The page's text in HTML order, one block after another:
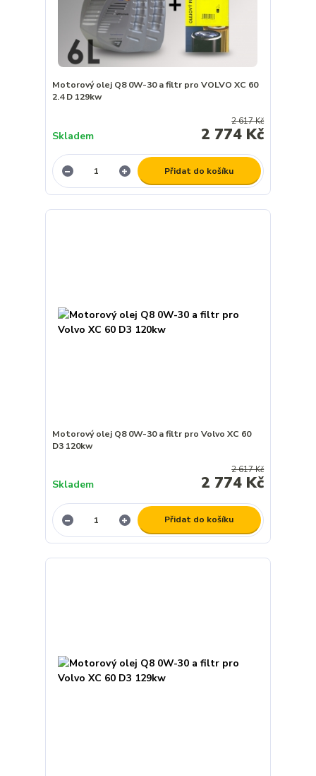
Motorový olej Q8 0W-30 a filtr pro VOLVO XC 60
2.4 D 129kw
2 617 Kč
2 774 Kč
Skladem
Přidat do košíku
Motorový olej Q8 0W-30 a filtr pro Volvo XC 60
D3 120kw
2 617 Kč
2 774 Kč
Skladem
Přidat do košíku